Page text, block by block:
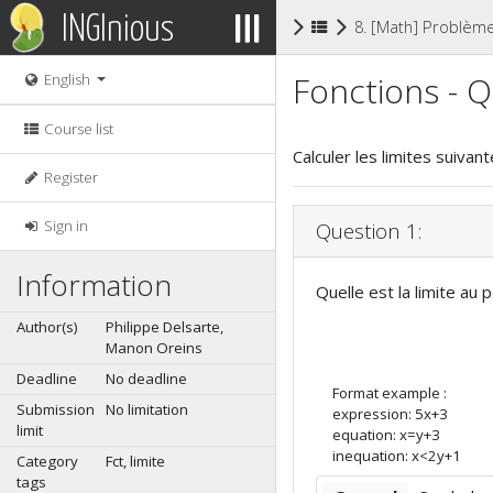
INGInious 8. [Math]
English
Course list
Register
Sign in
Information
Author(s)
Philippe Delsarte,
Manon Oreins
Deadline
No deadline
Submission
limit
No limitation
Category
tags
Fct, limite
Fonctions -
Calculer les limites
Question 1:
Quelle est la limite au
Format example :
expression: 5x+3
equation: x=y+3
inequation: x<2y+1